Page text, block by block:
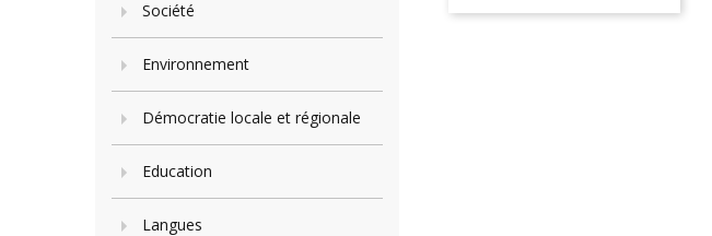
Société
Environnement
Démocratie locale et régionale
Education
Langues